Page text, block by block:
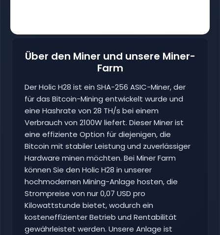
Über den Miner und unsere Miner-
Farm
Der Holic H28 ist ein SHA-256 ASIC-Miner, der
für das Bitcoin-Mining entwickelt wurde und
eine Hashrate von 28 TH/s bei einem
Verbrauch von 2100W liefert. Dieser Miner ist
eine effiziente Option für diejenigen, die
Bitcoin mit stabiler Leistung und zuverlässiger
Hardware minen möchten. Bei Miner Farm
können Sie den Holic H28 in unserer
hochmodernen Mining-Anlage hosten, die
Strompreise von nur 0,07 USD pro
Kilowattstunde bietet, wodurch ein
kosteneffizienter Betrieb und Rentabilität
gewährleistet werden. Unsere Anlage ist